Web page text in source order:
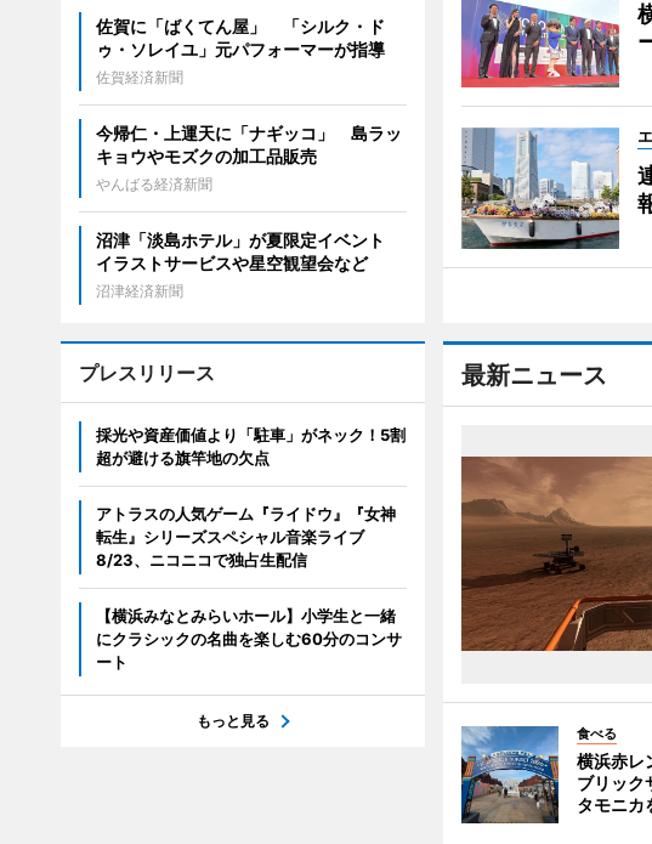
最新ニュース
食べる
横浜赤レ
ブリッ
タモニ
佐賀に「ばくてん屋」 「シルク・ド
ゥ・ソレイユ」元パフォーマーが指導
佐賀経済新聞
今帰仁・上運天に「ナギッコ」 島ラッ
キョウやモズクの加工品販売
やんばる経済新聞
沼津「淡島ホテル」が夏限定イベント
イラストサービスや星空観望会など
沼津経済新聞
プレスリリース
採光や資産価値より「駐車」がネック！5割
超が避ける旗竿地の欠点
アトラスの人気ゲーム『ライドウ』『女神
転生』シリーズスペシャル音楽ライブ
8/23、ニコニコで独占生配信
【横浜みなとみらいホール】小学生と一緒
にクラシックの名曲を楽しむ60分のコンサ
ート
もっと見る